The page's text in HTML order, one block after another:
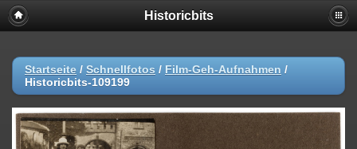
Historicbits
Startseite / Schnellfotos / Film-Geh-Aufnahmen /
Historicbits-109199